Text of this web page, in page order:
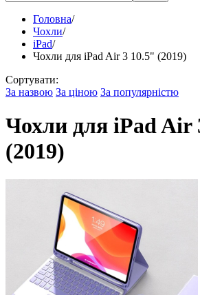
Головна/
Чохли/
iPad/
Чохли для iPad Air 3 10.5" (2019)
Сортувати:
За назвою За ціною За популярністю
Чохли для iPad Air
(2019)